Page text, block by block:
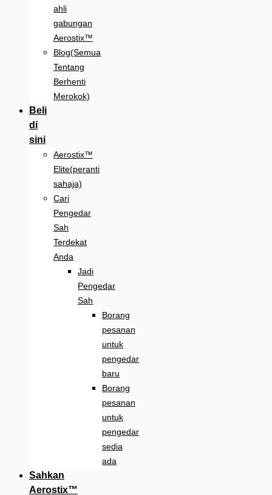
ahli
gabungan
Aerostix™
Blog(Semua
Tentang
Berhenti
Merokok)
Beli
di
sini
Aerostix™
Elite(peranti
sahaja)
Cari
Pengedar
Sah
Terdekat
Anda
Jadi
Pengedar
Sah
Borang
pesanan
untuk
pengedar
baru
Borang
pesanan
untuk
pengedar
sedia
ada
Sahkan
Aerostix™